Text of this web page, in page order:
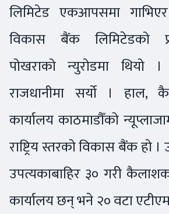
लिमिटेड एकआपसमा
विकास बैंक लिमिटेडको
पोखराको न्युरोडमा
राजधानीमा सर्यो । हाल,
कार्यालय काठमाडौँको
राष्ट्रिय स्तरको विकास बैंक हो ।
उपत्यकाबाहिर ३० गरी
कार्यालय छन् भने २० वटा एटीएम